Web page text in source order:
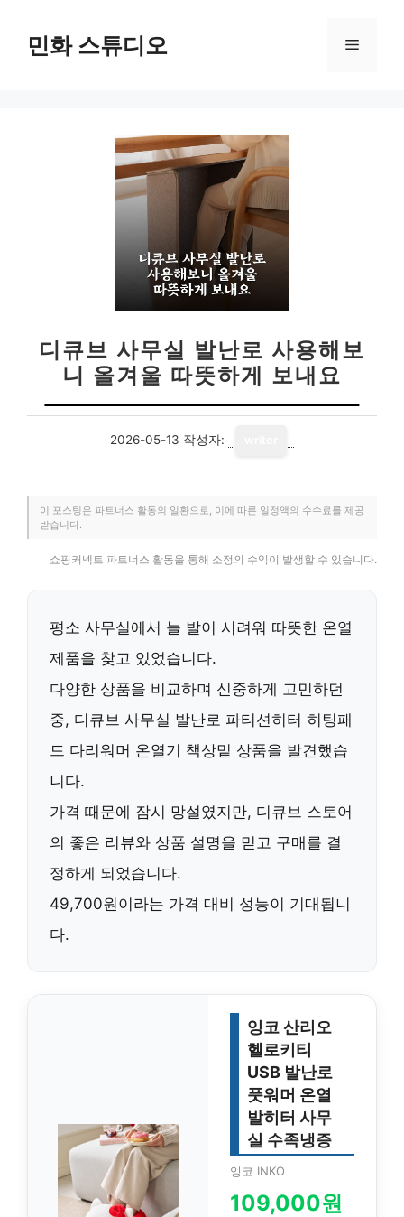
민화 스튜디오 메
디큐브 사무실 발난로 사용해보
니 올겨울 따뜻하게 보내요
2026-05-13 작성자:
이 포스팅은 파트너스 활동의 일환으로, 이에 따른 일정액의 수수료를 제공
받습니다.
쇼핑커넥트 파트너스 활동을 통해 소정의 수익이 발생할 수 있습니다.
평소 사무실에서 늘 발이 시려워 따뜻한 온열
제품을 찾고 있었습니다.
다양한 상품을 비교하며 신중하게 고민하던
중, 디큐브 사무실 발난로 파티션히터 히팅패
드 다리워머 온열기 책상밑 상품을 발견했습
니다.
가격 때문에 잠시 망설였지만, 디큐브 스토어
의 좋은 리뷰와 상품 설명을 믿고 구매를 결
정하게 되었습니다.
49,700원이라는 가격 대비 성능이 기대됩니
다.
잉코 산리오
헬로키티
USB 발난로
풋워머 온열
발히터 사무
실 수족냉증
잉코 INKO
109,000원